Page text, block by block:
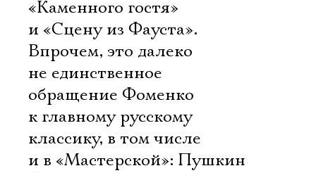
«Каменного гостя»
и «Сцену из Фауста».
Впрочем, это далеко
не единственное
обращение Фоменко
к главному русскому
классику, в том числе
и в «Мастерской»: Пушкин